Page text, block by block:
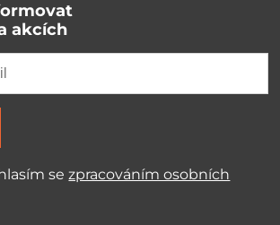
akcích
sezpracováním osobních